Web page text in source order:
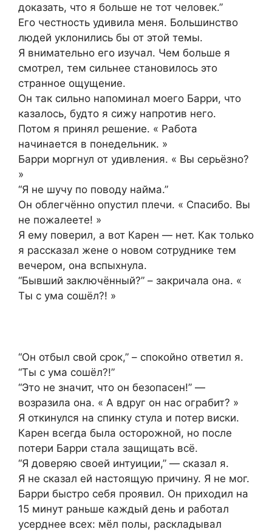
доказать, что я больше не тот человек.”
Его честность удивила меня. Большинство
людей уклонились бы от этой темы.
Я внимательно его изучал. Чем больше я
смотрел, тем сильнее становилось это
странное ощущение.
Он так сильно напоминал моего Барри, что
казалось, будто я сижу напротив него.
Потом я принял решение. « Работа
начинается в понедельник. »
Барри моргнул от удивления. « Вы серьёзно?
»
“Я не шучу по поводу найма.”
Он облегчённо опустил плечи. « Спасибо. Вы
не пожалеете! »
Я ему поверил, а вот Карен — нет. Как только
я рассказал жене о новом сотруднике тем
вечером, она вспыхнула.
“Бывший заключённый?” – закричала она. «
Ты с ума сошёл?! »
“Он отбыл свой срок,” – спокойно ответил я.
“Ты с ума сошёл?!”
“Это не значит, что он безопасен!” —
возразила она. « А вдруг он нас ограбит? »
Я откинулся на спинку стула и потер виски.
Карен всегда была осторожной, но после
потери Барри стала защищать всё.
“Я доверяю своей интуиции,” — сказал я.
Я не сказал ей настоящую причину. Я не мог.
Барри быстро себя проявил. Он приходил на
15 минут раньше каждый день и работал
усерднее всех: мёл полы, раскладывал